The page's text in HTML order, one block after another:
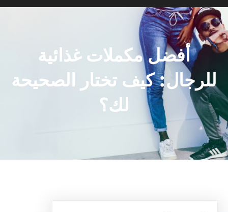
أفضل مكملات غذائية
للرجال: كيف تختار الصحيحة
لك؟